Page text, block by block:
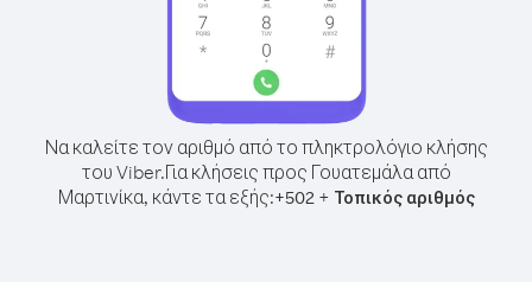
Να καλείτε τον αριθμό από το πληκτρολόγιο κλήσης
του Viber.Για κλήσεις προς Γουατεμάλα από
Μαρτινίκα, κάντε τα εξής:+502+ Τοπικός αριθμός